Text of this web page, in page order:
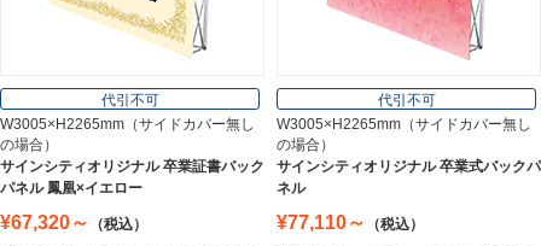
オフィス用品
Office Supplies
ステンレス切文字
Stainless Sign
代引不可
W3005×H2265mm（サイドカバー無し
の場合）
サインシティオリジナル 卒業証書バック
パネル 鳳凰×イエロー
¥67,320～
（税込）
代引不可
W3005×H2265mm（サイドカバー無し
の場合）
サインシティオリジナル 卒業式バックパ
ネル
¥77,110～
（税込）